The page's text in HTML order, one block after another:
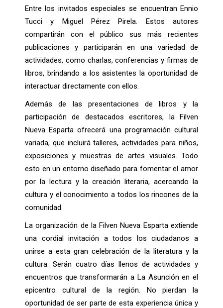
Entre los invitados especiales se encuentran Ennio
Tucci y Miguel Pérez Pirela. Estos autores
compartirán con el público sus más recientes
publicaciones y participarán en una variedad de
actividades, como charlas, conferencias y firmas de
libros, brindando a los asistentes la oportunidad de
interactuar directamente con ellos.
Además de las presentaciones de libros y la
participación de destacados escritores, la Filven
Nueva Esparta ofrecerá una programación cultural
variada, que incluirá talleres, actividades para niños,
exposiciones y muestras de artes visuales. Todo
esto en un entorno diseñado para fomentar el amor
por la lectura y la creación literaria, acercando la
cultura y el conocimiento a todos los rincones de la
comunidad.
La organización de la Filven Nueva Esparta extiende
una cordial invitación a todos los ciudadanos a
unirse a esta gran celebración de la literatura y la
cultura. Serán cuatro días llenos de actividades y
encuentros que transformarán a La Asunción en el
epicentro cultural de la región. No pierdan la
oportunidad de ser parte de esta experiencia única y